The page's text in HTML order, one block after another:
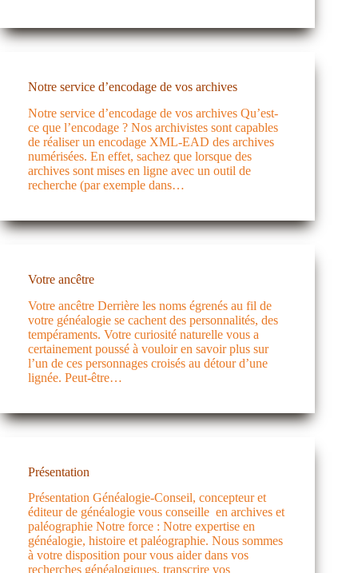
Notre service d’encodage de vos archives
Notre service d’encodage de vos archives Qu’est-
ce que l’encodage ? Nos archivistes sont capables
de réaliser un encodage XML-EAD des archives
numérisées. En effet, sachez que lorsque des
archives sont mises en ligne avec un outil de
recherche (par exemple dans…
Votre ancêtre
Votre ancêtre Derrière les noms égrenés au fil de
votre généalogie se cachent des personnalités, des
tempéraments. Votre curiosité naturelle vous a
certainement poussé à vouloir en savoir plus sur
l’un de ces personnages croisés au détour d’une
lignée. Peut-être…
Présentation
Présentation Généalogie-Conseil, concepteur et
éditeur de généalogie vous conseille en archives et
paléographie Notre force : Notre expertise en
généalogie, histoire et paléographie. Nous sommes
à votre disposition pour vous aider dans vos
recherches généalogiques, transcrire vos